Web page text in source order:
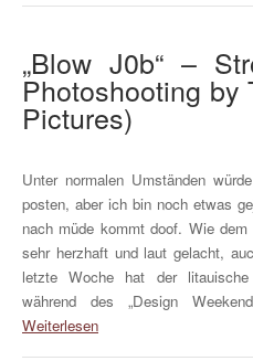
„Blow J0b“ –
Photoshooting by
Pictures)
Unter normalen Umständen
posten, aber ich bin noch etwas
nach müde kommt doof. Wie
sehr herzhaft und laut gelacht,
letzte Woche hat der litauische
während des „Design
Weiterlesen